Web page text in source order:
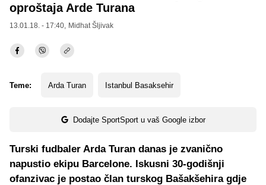
oproštaja Arde Turana
13.01.18. - 17:40, Midhat Šljivak
Teme: Arda Turan Istanbul Basaksehir
Dodajte SportSport u vaš Google izbor
Turski fudbaler Arda Turan danas je zvanično
napustio ekipu Barcelone. Iskusni 30-godišnji
ofanzivac je postao član turskog Bašakšehira gdje